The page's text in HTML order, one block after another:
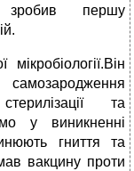
зробив першу
та
мо у виникненні
гниття та
вакцину проти